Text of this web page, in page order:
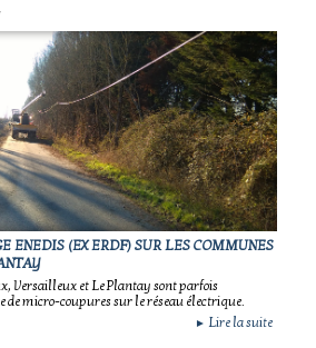
ENEDIS (EX ERDF) SUR LES COMMUNES
Versailleux et Le Plantay sont parfois
de micro-coupures sur le réseau électrique.
► Lire la suite